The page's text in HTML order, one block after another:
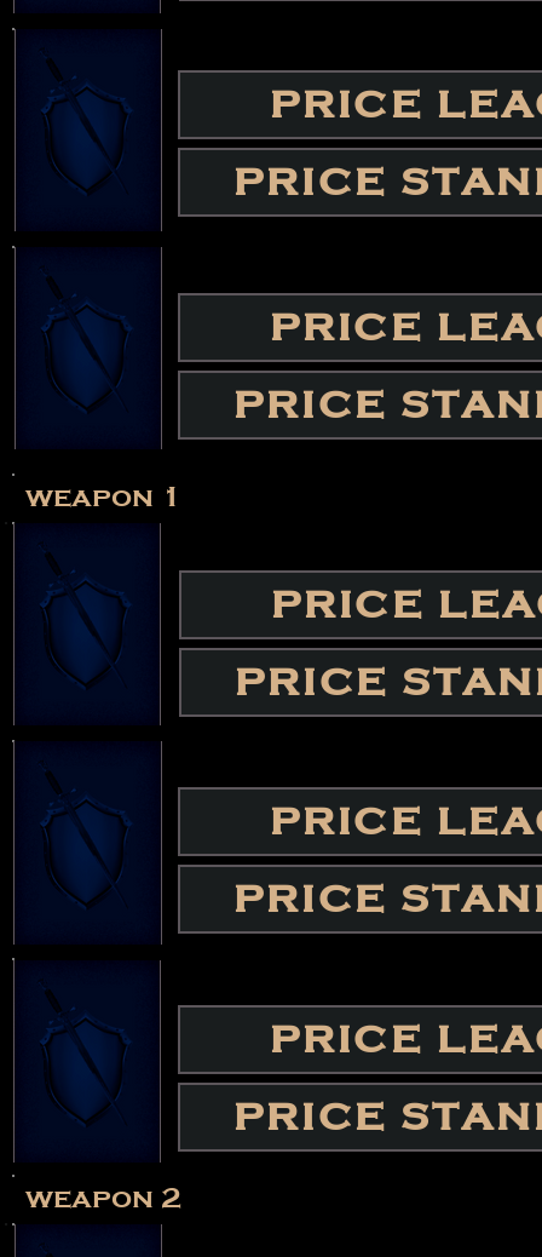
PRICE
PRICE
PRICE
PRICE
weapon 1
PRICE
PRICE
PRICE
PRICE
PRICE
PRICE
weapon 2